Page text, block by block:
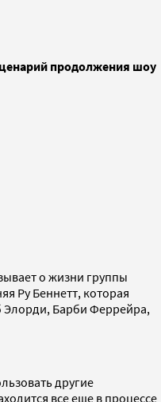
продолжения шоу
о жизни группы
Ру Беннетт, которая
Элорди, Барби Феррейра,
другие
все еще в процессе